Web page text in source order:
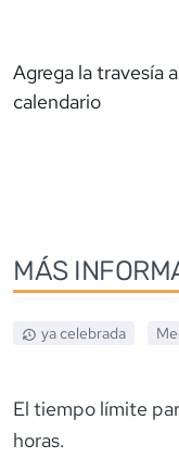
Agrega la travesía
calendario
MÁS
ya celebrada
El tiempo límite
horas.